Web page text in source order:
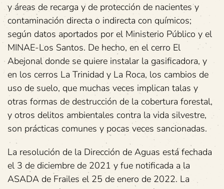
y áreas de recarga y de protección de nacientes y
contaminación directa o indirecta con químicos;
según datos aportados por el Ministerio Público y el
MINAE-Los Santos. De hecho, en el cerro El
Abejonal donde se quiere instalar la gasificadora, y
en los cerros La Trinidad y La Roca, los cambios de
uso de suelo, que muchas veces implican talas y
otras formas de destrucción de la cobertura forestal,
y otros delitos ambientales contra la vida silvestre,
son prácticas comunes y pocas veces sancionadas.
La resolución de la Dirección de Aguas está fechada
el 3 de diciembre de 2021 y fue notificada a la
ASADA de Frailes el 25 de enero de 2022. La